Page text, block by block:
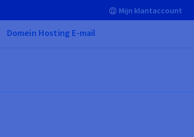
Mijn klantaccount
Domein Hosting E-mail